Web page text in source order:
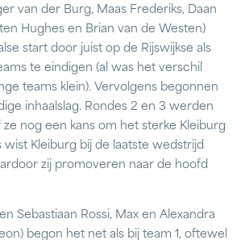
van der Burg, Maas Frederiks, Daan
Hughes en Brian van de Westen)
start door juist op de Rijswijkse als
te eindigen (al was het verschil
teams klein). Vervolgens begonnen
inhaalslag. Rondes 2 en 3 werden
nog een kans om het sterke Kleiburg
wist Kleiburg bij de laatste wedstrijd
zij promoveren naar de hoofd
Sebastiaan Rossi, Max en Alexandra
begon het net als bij team 1, oftewel